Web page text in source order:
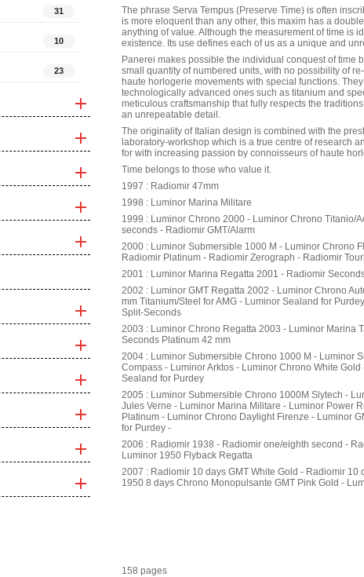
31
10
23
The phrase Serva Tempus (Preserve Time) is often
is more eloquent than any other, this maxim has a
anything of value. Although the measurement of time is
existence. Its use defines each of us as a unique and
Panerei makes possible the individual conquest of time
small quantity of numbered units, with no possibility of
haute horlogerie movements with special functions.
technologically advanced ones such as titanium and
meticulous craftsmanship that fully respects the
an unrepeatable detail.
The originality of Italian design is combined with the
laboratory-workshop which is a true centre of research
for with increasing passion by connoisseurs of haute
Time belongs to those who value it.
1997 : Radiomir 47mm
1998 : Luminor Marina Militare
1999 : Luminor Chrono 2000 - Luminor Chrono Titanio/
seconds - Radiomir GMT/Alarm
2000 : Luminor Submersible 1000 M - Luminor Chrono
Radiomir Platinum - Radiomir Zerograph - Radiomir
2001 : Luminor Marina Regatta 2001 - Radiomir
2002 : Luminor GMT Regatta 2002 - Luminor Chrono
mm Titanium/Steel for AMG - Luminor Sealand for
Split-Seconds
2003 : Luminor Chrono Regatta 2003 - Luminor Marina
Seconds Platinum 42 mm
2004 : Luminor Submersible Chrono 1000 M - Luminor
Compass - Luminor Arktos - Luminor Chrono White
Sealand for Purdey
2005 : Luminor Submersible Chrono 1000M Slytech -
Jules Verne - Luminor Marina Militare - Luminor Power
Platinum - Luminor Chrono Daylight Firenze - Luminor
for Purdey -
2006 : Radiomir 1938 - Radiomir one/eighth second -
Luminor 1950 Flyback Regatta
2007 : Radiomir 10 days GMT White Gold - Radiomir
1950 8 days Chrono Monopulsante GMT Pink Gold -
158 pages